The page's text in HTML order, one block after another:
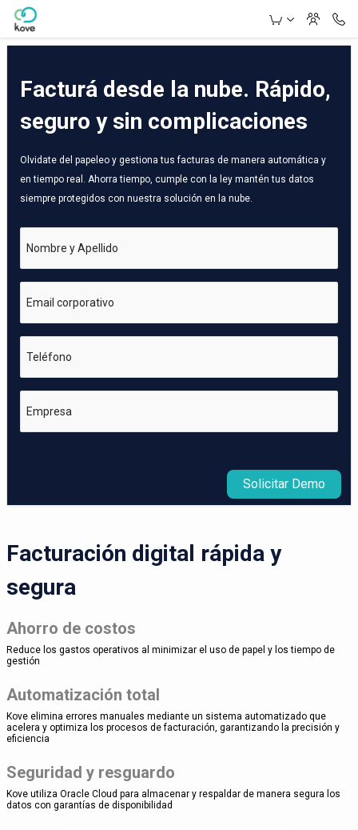
Skip to Main Content
Facturá desde la nube. Rápido,
seguro y sin complicaciones
Olvidate del papeleo y gestiona tus facturas de manera automática y
en tiempo real. Ahorra tiempo, cumple con la ley mantén tus datos
siempre protegidos con nuestra solución en la nube.
Nombre y Apellido
Email corporativo
Teléfono
Empresa
Solicitar Demo
Facturación digital rápida y
segura
Ahorro de costos
Reduce los gastos operativos al minimizar el uso de papel y los tiempo de
gestión
Automatización total
Kove elimina errores manuales mediante un sistema automatizado que
acelera y optimiza los procesos de facturación, garantizando la precisión y
eficiencia
Seguridad y resguardo
Kove utiliza Oracle Cloud para almacenar y respaldar de manera segura los
datos con garantías de disponibilidad